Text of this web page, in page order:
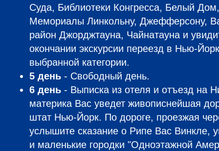
Суда, Библиотеки Конгресса, Белый
Мемориалы Линкольну, Джефферсону,
район Джорджтауна, Чайнатауна и
окончании экскурсии переезд в Нью-
выбранной категории.
5 день - Свободный день.
6 день - Выписка из отеля и отъезд на
материка Вас уведет живописнейшая
штат Нью-Йорк. По дороге, проезжая
услышите сказание о Рипе Вас Винкле,
и маленькие городки "Одноэтажной